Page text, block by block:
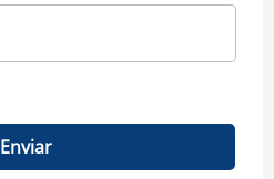
Enviar